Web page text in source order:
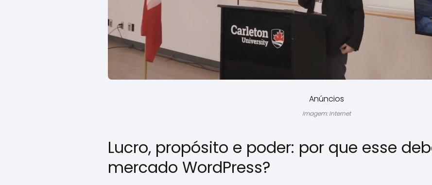
Anúncios
Imagem: Internet
Lucro, propósito e poder: por que esse
mercado WordPress?